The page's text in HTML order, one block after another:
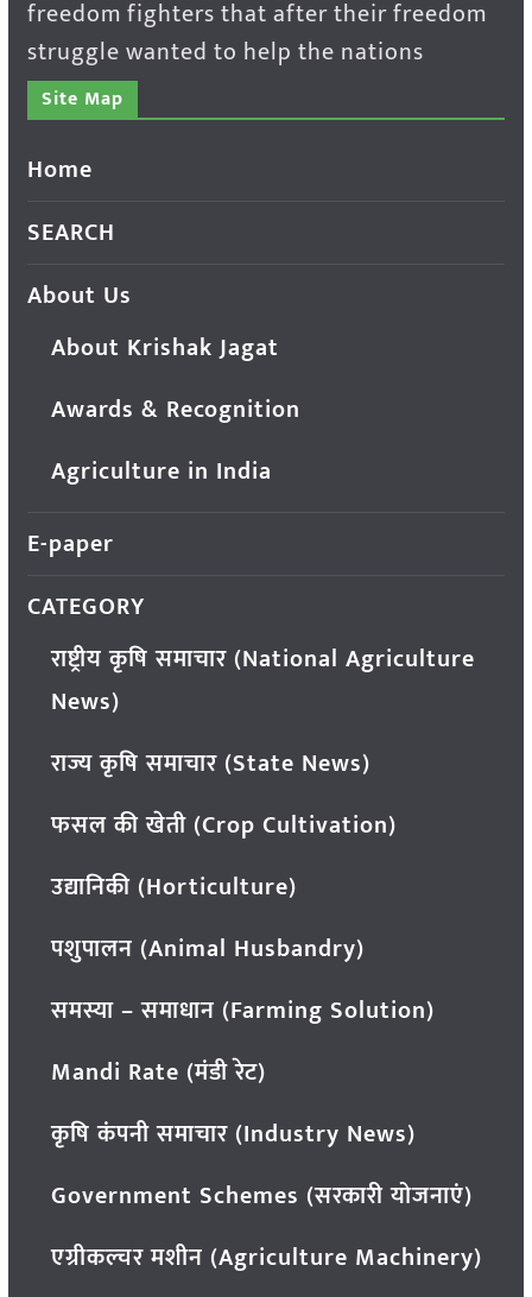
freedom fighters that after their freedom
struggle wanted to help the nations
Site Map
Home
SEARCH
About Us
About Krishak Jagat
Awards & Recognition
Agriculture in India
E-paper
CATEGORY
राष्ट्रीय कृषि समाचार (National Agriculture
News)
राज्य कृषि समाचार (State News)
फसल की खेती (Crop Cultivation)
उद्यानिकी (Horticulture)
पशुपालन (Animal Husbandry)
समस्या – समाधान (Farming Solution)
Mandi Rate (मंडी रेट)
कृषि कंपनी समाचार (Industry News)
Government Schemes (सरकारी योजनाएं)
एग्रीकल्चर मशीन (Agriculture Machinery)